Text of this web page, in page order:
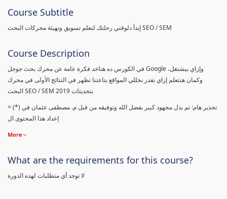
Course Subtitle
إبدأ دلوقتي رحلتك لتعلم تسويق وتهيئة محركات البحث SEO / SEM
Course Description
في الكورس ده هناخد فكرة عامة عن محرك بحث جوجل Google وإزاي بيشتغل،
وكمان هنتعلم إزاي نقدر نخللي المواقع بتاعتنا تظهر في النتائج الأولى في محرك
البحث SEO / SEM بتحديثات 2019
= (*) تحذير هام: تم بذل مجهود كبير بفضل الله وتوفيقه من قبل م. مصطفى عثمان في
إعداد هذا المحتوى ال
More
What are the requirements for this course?
لا توجد أي متطلبات لهذه الدورة